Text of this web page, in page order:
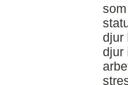
djur
djur